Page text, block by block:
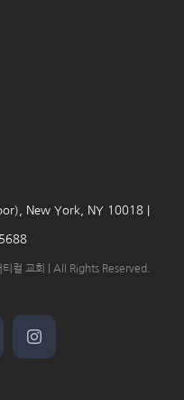
New York, NY 10018 |
컬 교회 | All Rights Reserved.
Instagram